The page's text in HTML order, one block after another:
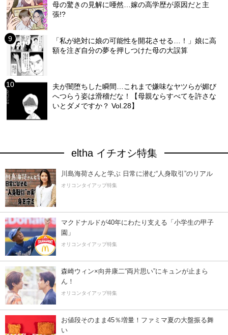
母の驚きの見解に唖然…嫁の高学歴が原因だと主
張!?
「私が絶対に娘の可能性を開花させる…！」娘に高
額を注ぎ自分の夢を押しつけた母の大誤算
夫が闇堕ちした瞬間…これまで嫌味なヤツらが媚び
へつらう姿は滑稽だな！【母親ならすべてを許さな
いとダメですか？ Vol.28】
eltha イチオシ特集
川島海荷さんと学ぶ 日常に潜む“人身取引”のリアル
オリコンタイアップ特集
マクドナルドが40年にわたり支える「小学生の甲子
園」
オリコンタイアップ特集
森崎ウィン×向井康二“両片思い”にキュンが止まら
ん！
オリコンタイアップ特集
お値段そのまま45％増量！ファミマ夏の大盤振る舞
い